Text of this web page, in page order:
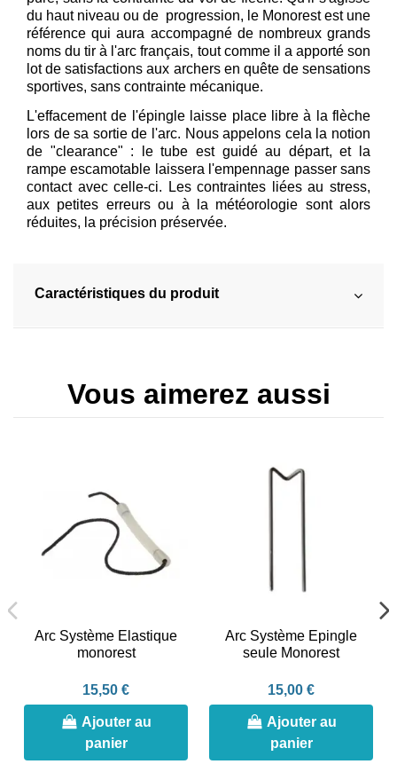
du haut niveau ou de progression, le Monorest est une
référence qui aura accompagné de nombreux grands
noms du tir à l'arc français, tout comme il a apporté son
lot de satisfactions aux archers en quête de sensations
sportives, sans contrainte mécanique.
L'effacement de l'épingle laisse place libre à la flèche
lors de sa sortie de l'arc. Nous appelons cela la notion
de "clearance" : le tube est guidé au départ, et la
rampe escamotable laissera l'empennage passer sans
contact avec celle-ci. Les contraintes liées au stress,
aux petites erreurs ou à la météorologie sont alors
réduites, la précision préservée.
Caractéristiques du produit
Vous aimerez aussi
Arc Système Elastique
monorest
15,50 €
Ajouter au
panier
Arc Système Epingle
seule Monorest
15,00 €
Ajouter au
panier